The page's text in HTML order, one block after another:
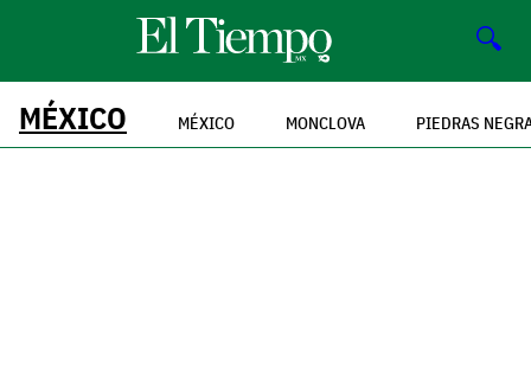
🔍
MÉXICO MÉXICO MONCLOVA PIEDRAS